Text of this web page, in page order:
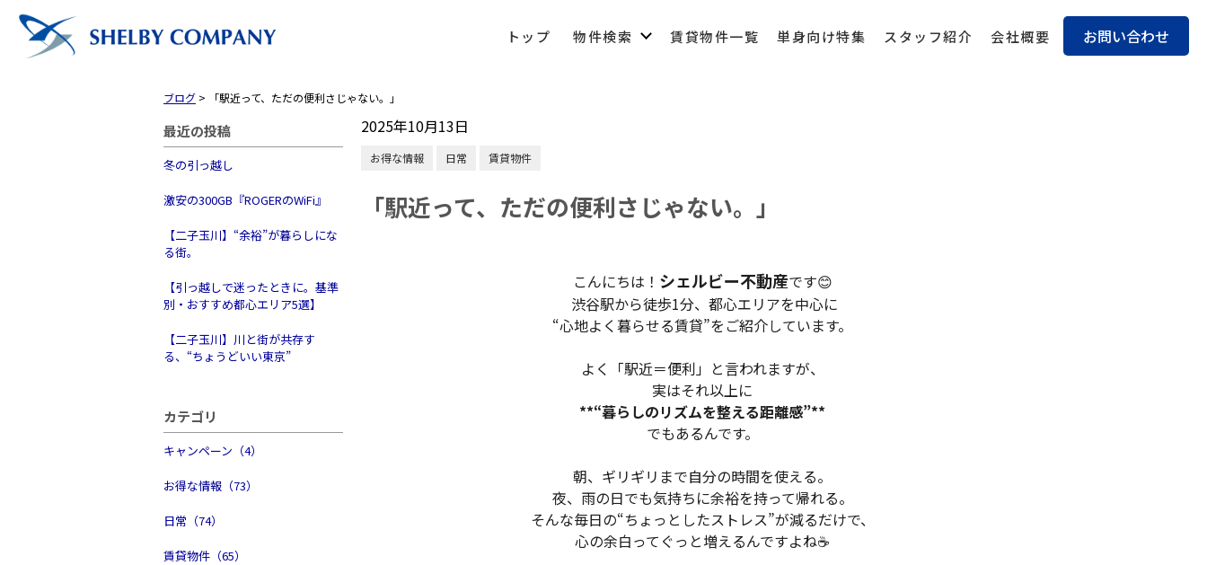
トップ 物件検索 賃貸物件一覧 単身向け特集 スタッフ紹介 会社概要 お問い合わせ
03-6450-6984
営業時間 10:00～22:00（なし定休）
トップ
ブログ > 「駅近って、ただの便利さじゃない。」
最近の投稿
冬の引っ越し
激安の300GB『ROGERのWiFi』
【二子玉川】“余裕”が暮らしにな
る街。
【引っ越しで迷ったときに。基準
別・おすすめ都心エリア5選】
【二子玉川】川と街が共存す
る、“ちょうどいい東京”
カテゴリ
キャンペーン（4）
お得な情報（73）
日常（74）
賃貸物件（65）
2025年10月13日
お得な情報 日常 賃貸物件
「駅近って、ただの便利さじゃない。」
こんにちは！ シェルビー不動産です😊
渋谷駅から徒歩1分、都心エリアを中心に
“心地よく暮らせる賃貸”をご紹介しています。
よく「駅近＝便利」と言われますが、
実はそれ以上に
**“暮らしのリズムを整える距離感”**
でもあるんです。
朝、ギリギリまで自分の時間を使える。
夜、雨の日でも気持ちに余裕を持って帰れる。
そんな毎日の“ちょっとしたストレス”が減るだけで、
心の余白ってぐっと増えるんですよね☕